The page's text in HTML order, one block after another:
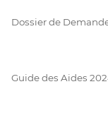
Dossier de
Guide des Aides